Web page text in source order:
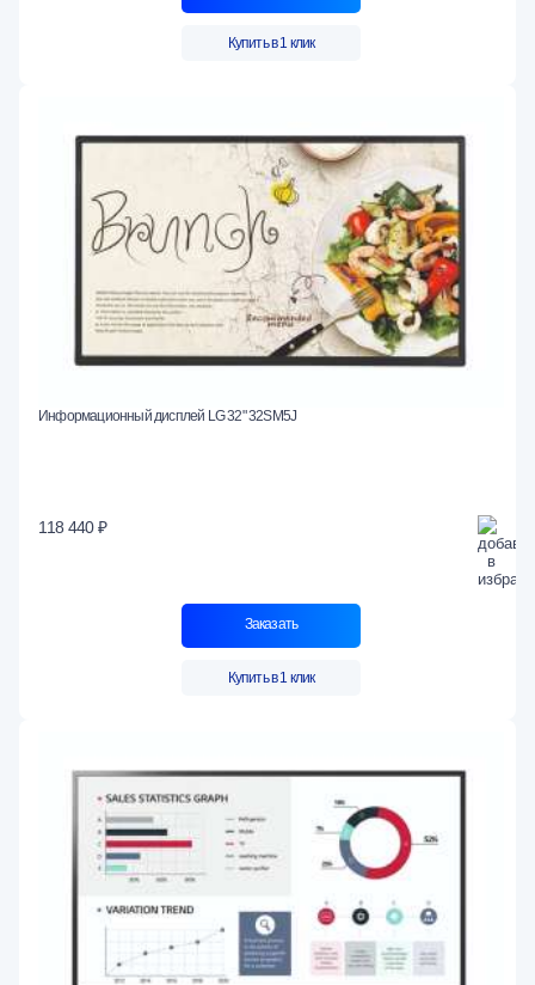
Купить в 1 клик
Информационный дисплей LG 32" 32SM5J
118 440 ₽
Заказать
Купить в 1 клик